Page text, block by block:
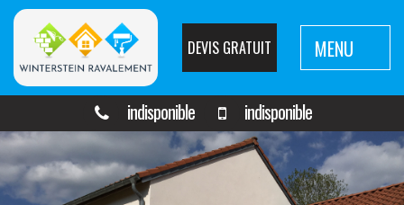
DEVIS GRATUIT MENU
indisponible indisponible